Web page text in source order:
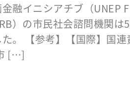
融イニシアチブ（UNEP
）の市民社会諮問機関
。 【参考】【国際】国
[…]